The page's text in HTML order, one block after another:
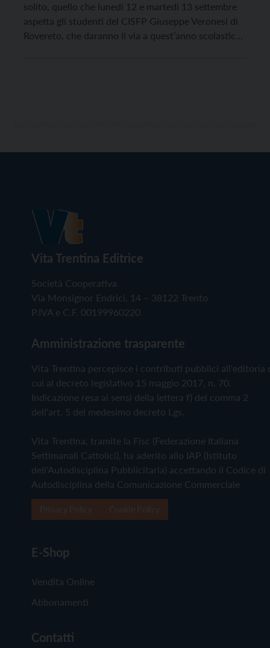
solito, quello che lunedì 12 e martedì 13 settembre
aspetta gli studenti del CISFP Giuseppe Veronesi di
Rovereto, che daranno il via a quest’anno scolastico
Vita Trentina Editrice
Società Cooperativa
Via Monsignor Endrici, 14 – 38122 Trento
P.IVA e C.F. 00199960220
Amministrazione trasparente
Vita Trentina percepisce i contributi pubblici all'editoria
cui al decreto legislativo 15 maggio 2017, n. 70.
Indicazione resa ai sensi della lettera f) del comma 2
dell'art. 5 del medesimo decreto Lgs.
Vita Trentina, tramite la Fisc (Federazione Italiana
Settimanali Cattolici), ha aderito allo IAP (Istituto
dell'Autodisciplina Pubblicitaria) accettando il Codice di
Autodisciplina della Comunicazione Commerciale
E-Shop
Vendita Online
Abbonamenti
Contatti